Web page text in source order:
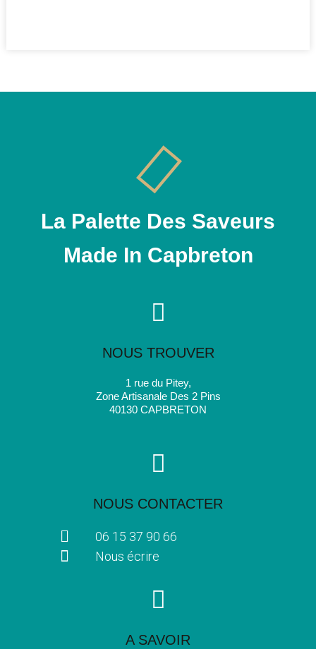
La Palette Des Saveurs
Made In Capbreton
NOUS TROUVER
1 rue du Pitey,
Zone Artisanale Des 2 Pins
40130 CAPBRETON
NOUS CONTACTER
06 15 37 90 66
Nous écrire
A SAVOIR